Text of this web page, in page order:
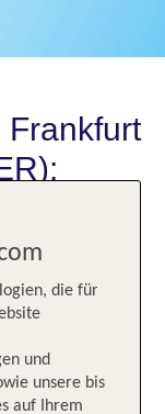
Frankfurt
Welt. Wir
Jahr über
griechische
und
Menge zu
Burgen und
die für
und
unsere bis
auf Ihrem